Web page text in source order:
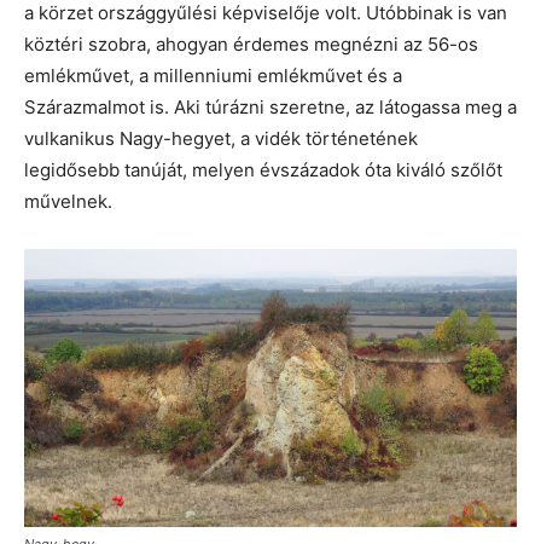
a körzet országgyűlési képviselője volt. Utóbbinak is van
köztéri szobra, ahogyan érdemes megnézni az 56-os
emlékművet, a millenniumi emlékművet és a
Szárazmalmot is. Aki túrázni szeretne, az látogassa meg a
vulkanikus Nagy-hegyet, a vidék történetének
legidősebb tanúját, melyen évszázadok óta kiváló szőlőt
művelnek.